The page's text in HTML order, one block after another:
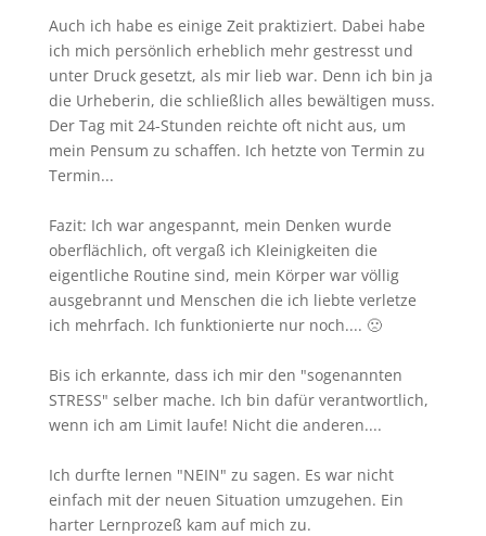
Auch ich habe es einige Zeit praktiziert. Dabei habe
ich mich persönlich erheblich mehr gestresst und
unter Druck gesetzt, als mir lieb war. Denn ich bin ja
die Urheberin, die schließlich alles bewältigen muss.
Der Tag mit 24-Stunden reichte oft nicht aus, um
mein Pensum zu schaffen. Ich hetzte von Termin zu
Termin...
Fazit: Ich war angespannt, mein Denken wurde
oberflächlich, oft vergaß ich Kleinigkeiten die
eigentliche Routine sind, mein Körper war völlig
ausgebrannt und Menschen die ich liebte verletze
ich mehrfach. Ich funktionierte nur noch.... 🙁
Bis ich erkannte, dass ich mir den "sogenannten
STRESS" selber mache. Ich bin dafür verantwortlich,
wenn ich am Limit laufe! Nicht die anderen....
Ich durfte lernen "NEIN" zu sagen. Es war nicht
einfach mit der neuen Situation umzugehen. Ein
harter Lernprozeß kam auf mich zu.